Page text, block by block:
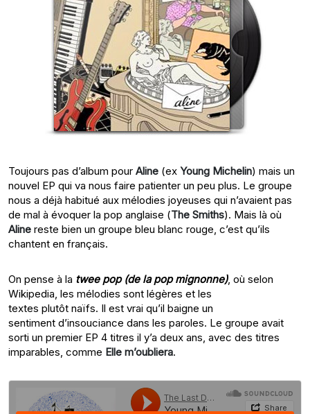
Toujours pas d’album pour Aline (ex Young Michelin) mais un
nouvel EP qui va nous faire patienter un peu plus. Le groupe
nous a déjà habitué aux mélodies joyeuses qui n’avaient pas
de mal à évoquer la pop anglaise (The Smiths). Mais là où
Aline reste bien un groupe bleu blanc rouge, c’est qu’ils
chantent en français.
On pense à la twee pop (de la pop mignonne), où selon
Wikipedia, les mélodies sont légères et les
textes plutôt naïfs. Il est vrai qu’il baigne un
sentiment d’insouciance dans les paroles. Le groupe avait
sorti un premier EP 4 titres il y’a deux ans, avec des titres
imparables, comme Elle m’oubliera.